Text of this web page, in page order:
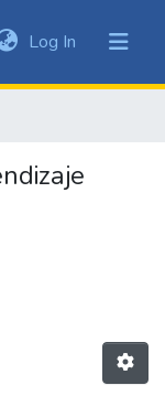
Log In (current)